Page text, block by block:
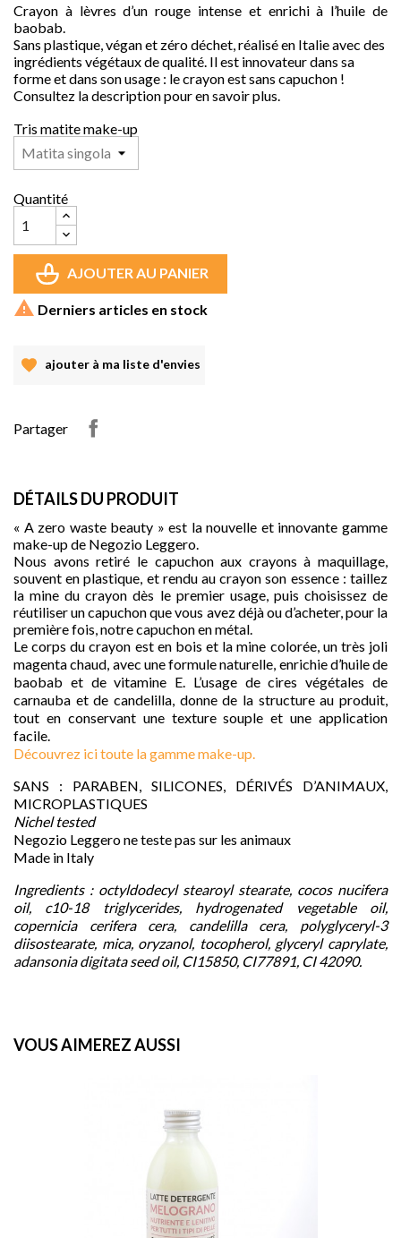
Crayon à lèvres d’un rouge intense et enrichi à l’huile de
baobab.
Sans plastique, végan et zéro déchet, réalisé en Italie avec des
ingrédients végétaux de qualité. Il est innovateur dans sa
forme et dans son usage : le crayon est sans capuchon !
Consultez la description pour en savoir plus.
Tris matite make-up
Quantité

AJOUTER AU PANIER
 Derniers articles en stock
favorite
ajouter à ma liste d'envies
Partager
DÉTAILS DU PRODUIT
« A zero waste beauty » est la nouvelle et innovante gamme
make-up de Negozio Leggero.
Nous avons retiré le capuchon aux crayons à maquillage,
souvent en plastique, et rendu au crayon son essence : taillez
la mine du crayon dès le premier usage, puis choisissez de
réutiliser un capuchon que vous avez déjà ou d’acheter, pour la
première fois, notre capuchon en métal.
Le corps du crayon est en bois et la mine colorée, un très joli
magenta chaud, avec une formule naturelle, enrichie d’huile de
baobab et de vitamine E. L’usage de cires végétales de
carnauba et de candelilla, donne de la structure au produit,
tout en conservant une texture souple et une application
facile.
Découvrez ici toute la gamme make-up.
SANS : PARABEN, SILICONES, DÉRIVÉS D’ANIMAUX,
MICROPLASTIQUES
Nichel tested
Negozio Leggero ne teste pas sur les animaux
Made in Italy
Ingredients : octyldodecyl stearoyl stearate, cocos nucifera
oil, c10-18 triglycerides, hydrogenated vegetable oil,
copernicia cerifera cera, candelilla cera, polyglyceryl-3
diisostearate, mica, oryzanol, tocopherol, glyceryl caprylate,
adansonia digitata seed oil, CI15850, CI77891, CI 42090.
VOUS AIMEREZ AUSSI